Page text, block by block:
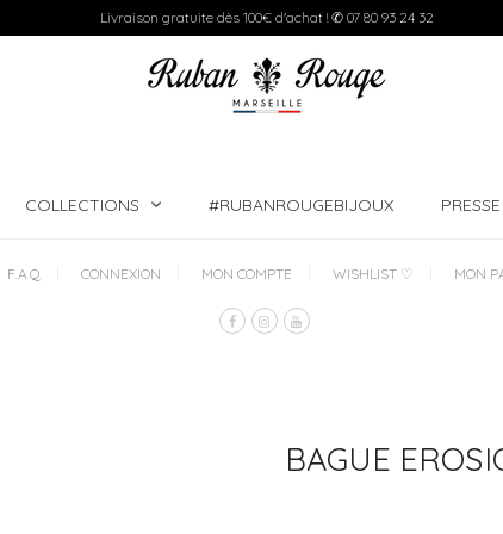
COLLECTIONS #RUBANROUGEBIJOUX PRESSE
F.A.Q CONNEXION MON COMPTE WISHLIST ♡ MON
BAGUE
Livraison gratuite dès 100€ d'achat ! ✆ 07 80 93 24 32